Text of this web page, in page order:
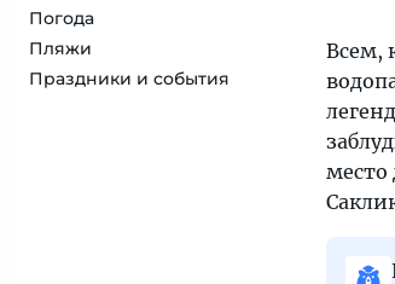
Погода
Пляжи
Праздники и события
Всем,
место